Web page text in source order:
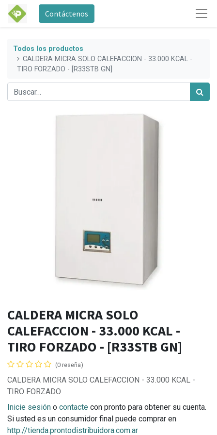
Contáctenos
Todos los productos
CALDERA MICRA SOLO CALEFACCION - 33.000 KCAL -
TIRO FORZADO - [R33STB GN]
CALDERA MICRA SOLO
CALEFACCION - 33.000 KCAL -
TIRO FORZADO - [R33STB GN]
(0 reseña)
CALDERA MICRA SOLO CALEFACCION - 33.000 KCAL -
TIRO FORZADO
Inicie sesión o contacte con pronto para obtener su cuenta.
Si usted es un consumidor final puede comprar en
http://tienda.prontodistribuidora.com.ar